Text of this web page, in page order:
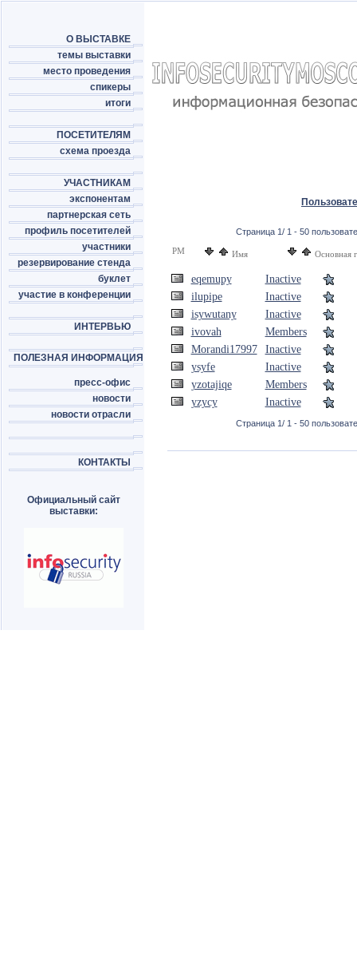
О ВЫСТАВКЕ
темы выставки
место проведения
спикеры
итоги
ПОСЕТИТЕЛЯМ
схема проезда
УЧАСТНИКАМ
экспонентам
партнерская сеть
профиль посетителей
участники
резервирование стенда
буклет
участие в конференции
ИНТЕРВЬЮ
ПОЛЕЗНАЯ ИНФОРМАЦИЯ
пресс-офис
новости
новости отрасли
КОНТАКТЫ
Официальный сайт
выставки:
Страница 1/ 1 - 50
PM
Имя Основная
eqemupy
Inactive
ilupipe
Inactive
isywutany
Inactive
ivovah
Members
Morandi17997
Inactive
ysyfe
Inactive
yzotajiqe
Members
yzycy
Inactive
Страница 1/ 1 - 50